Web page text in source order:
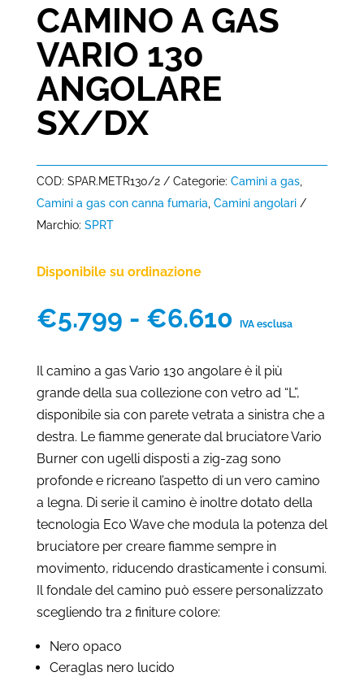
CAMINO A GAS
VARIO 130
ANGOLARE
SX/DX
COD: SPAR.METR130/2 Categorie: Camini a gas,
Camini a gas con canna fumaria, Camini angolari
Marchio: SPRT
Disponibile su ordinazione
€5.799 - €6.610 Fascia
prezzo:
da
€5.799
a
€6.610
IVA esclusa
Il camino a gas Vario 130 angolare è il più
grande della sua collezione con vetro ad “L”,
disponibile sia con parete vetrata a sinistra che a
destra. Le fiamme generate dal bruciatore Vario
Burner con ugelli disposti a zig-zag sono
profonde e ricreano l’aspetto di un vero camino
a legna. Di serie il camino è inoltre dotato della
tecnologia Eco Wave che modula la potenza del
bruciatore per creare fiamme sempre in
movimento, riducendo drasticamente i consumi.
Il fondale del camino può essere personalizzato
scegliendo tra 2 finiture colore:
Nero opaco
Ceraglas nero lucido